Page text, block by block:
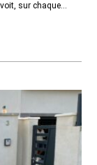
sur chaque...